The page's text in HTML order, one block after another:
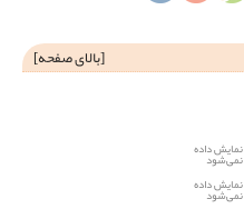
[بالای صفحه]
نمایش داده
نمی‌شود
نمایش داده
نمی‌شود